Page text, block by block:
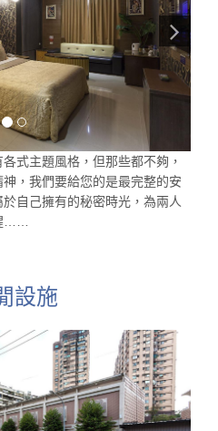
式主題風格，但那些都不夠，
，我們要給您的是最完整的安
自己擁有的秘密時光，為兩人
……
設施